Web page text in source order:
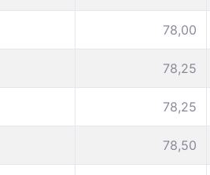
78,00
78,25
78,25
78,50